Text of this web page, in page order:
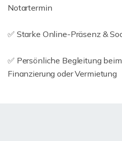
Notartermin
✅ Starke Online-Präsenz &
✅ Persönliche Begleitung
Finanzierung oder Vermietung